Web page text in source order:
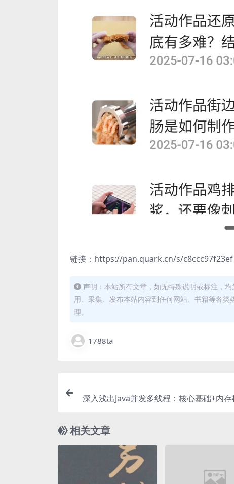
链接：https://pan.quark.cn/s/c8ccc97f23ef
声明：本站所有文章，如无特殊说明或标注，
用、采集、发布本站内容到任何网站、书籍等各
理。
1788ta
深入浅出Java并发多线程：核心基础+内存
相关文章